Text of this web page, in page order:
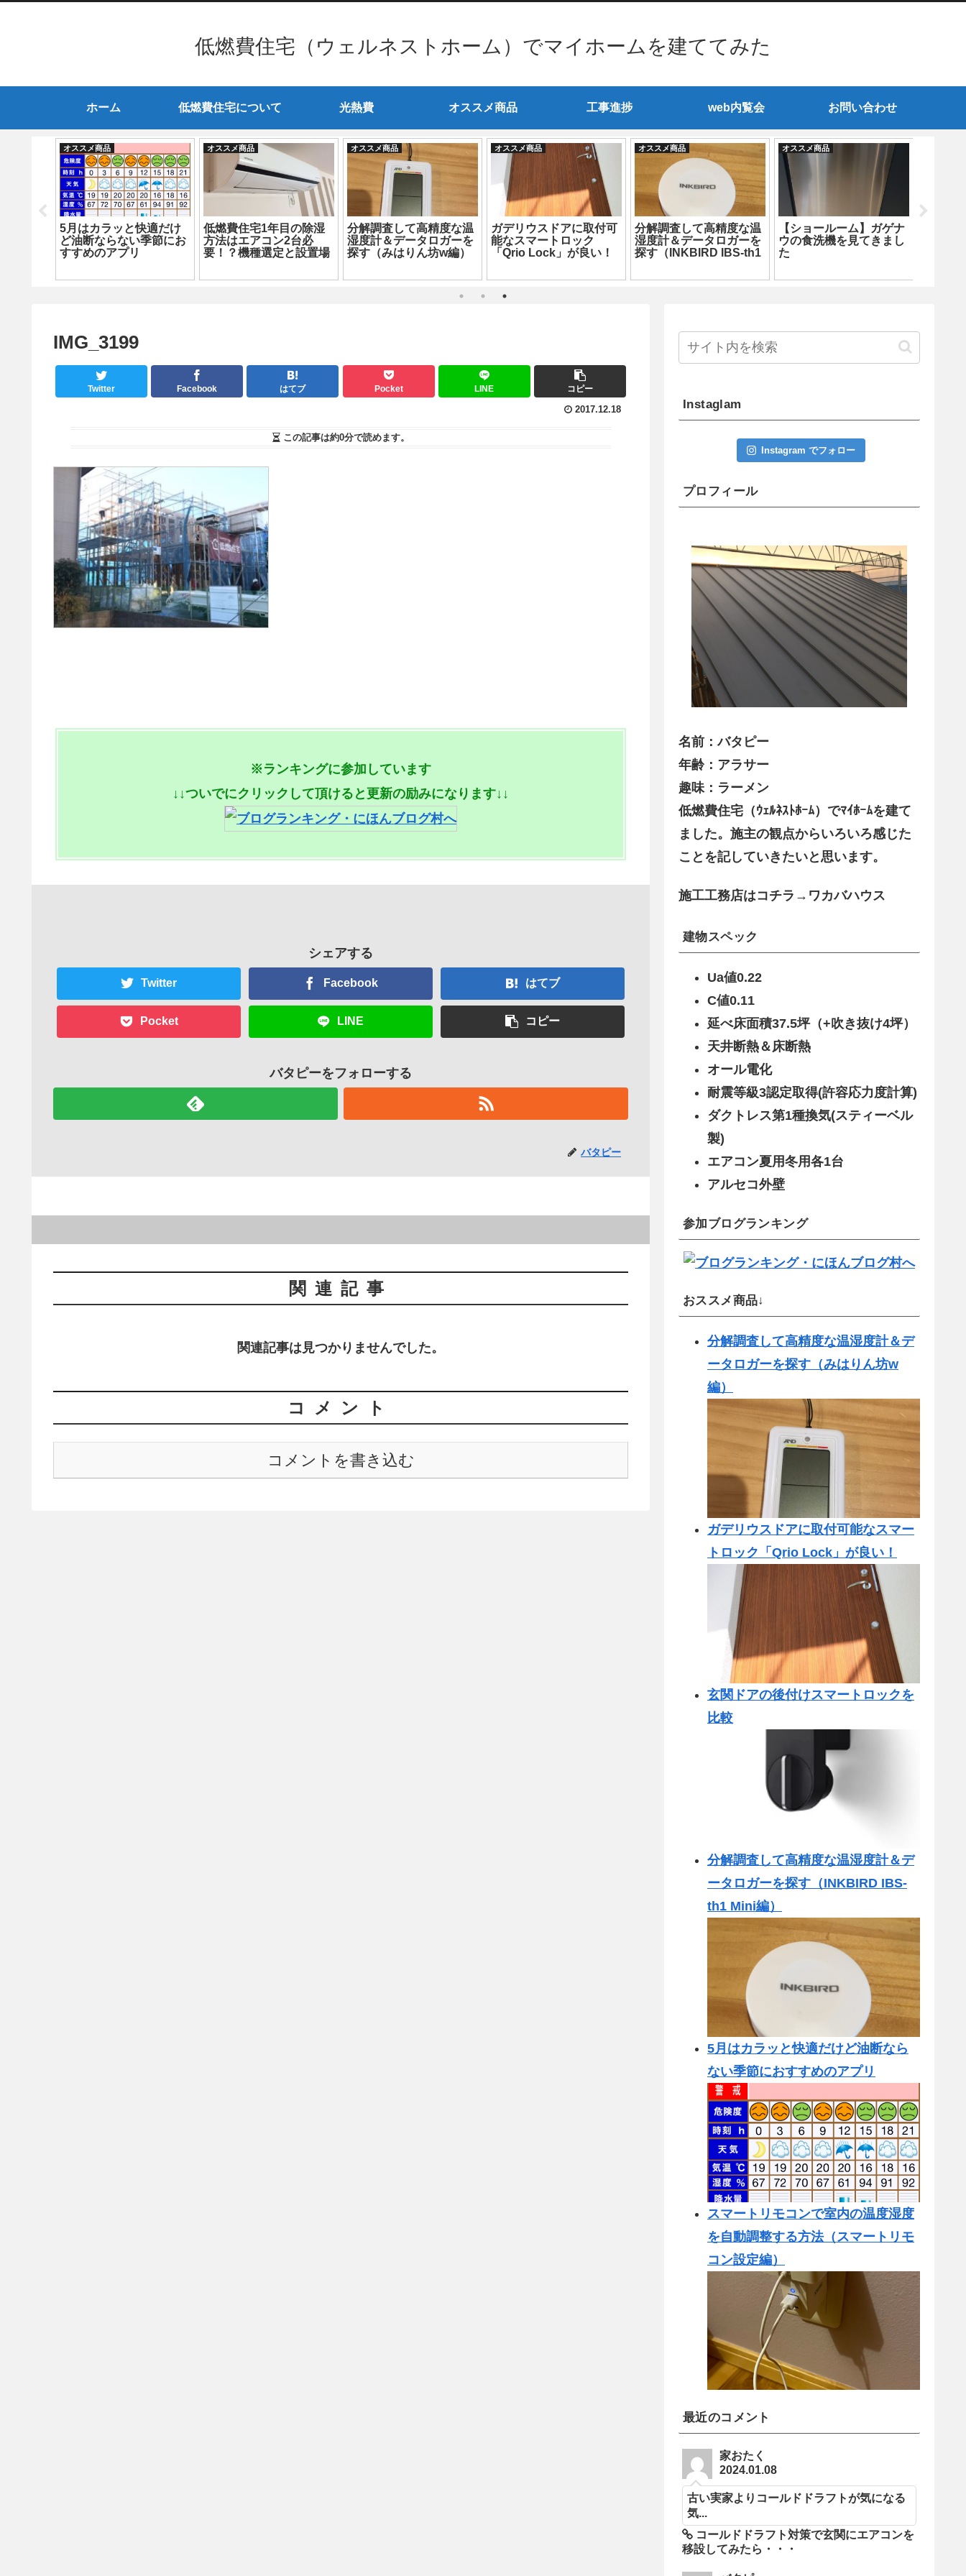
低燃費住宅（ウェルネストホーム）でマイホームを建ててみた
ホーム 低燃費住宅について 光熱費 オススメ商品 工事進捗 web内覧会 お問い合わせ
オススメ商品
5月はカラッと快適だけ
ど油断ならない季節にお
すすめのアプリ
オススメ商品
低燃費住宅1年目の除湿
方法はエアコン2台必
要！？機種選定と設置場
オススメ商品
分解調査して高精度な温
湿度計＆データロガーを
探す（みはりん坊w編）
オススメ商品
ガデリウスドアに取付可
能なスマートロック
「Qrio Lock」が良い！
オススメ商品
分解調査して高精度な温
湿度計＆データロガーを
探す（INKBIRD IBS-th1
オススメ商品
【ショールーム】ガゲナ
ウの食洗機を見てきまし
た
IMG_3199
Twitter Facebook はてブ Pocket LINE コピー
2017.12.18
この記事は約0分で読めます。
※ランキングに参加しています
↓↓ついでにクリックして頂けると更新の励みになります↓↓
シェアする
Twitter Facebook はてブ
Pocket LINE コピー
バタピーをフォローする
バタピー
関連記事
関連記事は見つかりませんでした。
コメント
コメントを書き込む
Instaglam
Instagram でフォロー
プロフィール
名前：バタピー
年齢：アラサー
趣味：ラーメン
低燃費住宅（ｳｪﾙﾈｽﾄﾎｰﾑ）でﾏｲﾎｰﾑを建て
ました。施主の観点からいろいろ感じた
ことを記していきたいと思います。
施工工務店はコチラ→ワカバハウス
建物スペック
Ua値0.22
C値0.11
延べ床面積37.5坪（+吹き抜け4坪）
天井断熱＆床断熱
オール電化
耐震等級3認定取得(許容応力度計算)
ダクトレス第1種換気(スティーベル
製)
エアコン夏用冬用各1台
アルセコ外壁
参加ブログランキング
おススメ商品↓
分解調査して高精度な温湿度計＆デ
ータロガーを探す（みはりん坊w
編）
ガデリウスドアに取付可能なスマー
トロック「Qrio Lock」が良い！
玄関ドアの後付けスマートロックを
比較
分解調査して高精度な温湿度計＆デ
ータロガーを探す（INKBIRD IBS-
th1 Mini編）
5月はカラッと快適だけど油断なら
ない季節におすすめのアプリ
スマートリモコンで室内の温度湿度
を自動調整する方法（スマートリモ
コン設定編）
最近のコメント
家おたく
2024.01.08
古い実家よりコールドドラフトが気になる
気...
コールドドラフト対策で玄関にエアコンを
移設してみたら・・・